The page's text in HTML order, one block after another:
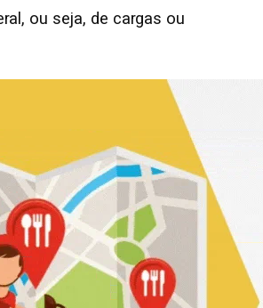
ou seja, de cargas ou